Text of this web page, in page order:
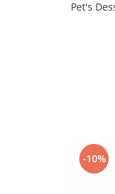
Pet's
-10%